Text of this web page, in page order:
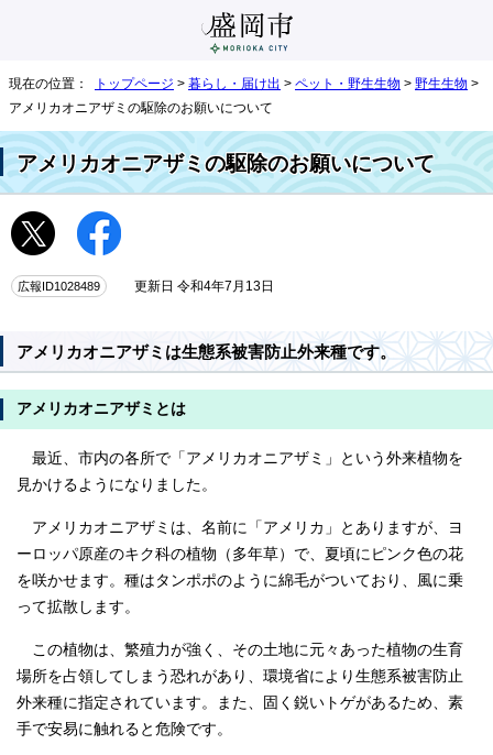
現在の位置： トップページ > 暮らし・届け出 > ペット・野生生物 > 野生生物 >
アメリカオニアザミの駆除のお願いについて
アメリカオニアザミの駆除のお願いについて
広報ID1028489 更新日 令和4年7月13日
アメリカオニアザミは生態系被害防止外来種です。
アメリカオニアザミとは
最近、市内の各所で「アメリカオニアザミ」という外来植物を
見かけるようになりました。
アメリカオニアザミは、名前に「アメリカ」とありますが、ヨ
ーロッパ原産のキク科の植物（多年草）で、夏頃にピンク色の花
を咲かせます。種はタンポポのように綿毛がついており、風に乗
って拡散します。
この植物は、繁殖力が強く、その土地に元々あった植物の生育
場所を占領してしまう恐れがあり、環境省により生態系被害防止
外来種に指定されています。また、固く鋭いトゲがあるため、素
手で安易に触れると危険です。